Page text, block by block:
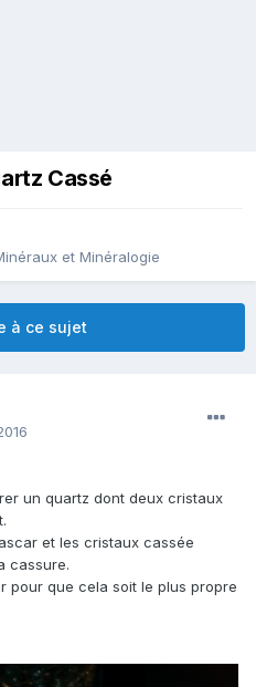
Cassé
et Minéralogie
à ce sujet
un quartz dont deux cristaux
et les cristaux cassée
cassure.
pour que cela soit le plus propre